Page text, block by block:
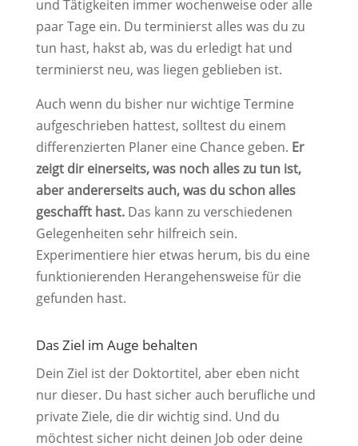
und Tätigkeiten immer wochenweise oder alle
paar Tage ein. Du terminierst alles was du zu
tun hast, hakst ab, was du erledigt hat und
terminierst neu, was liegen geblieben ist.
Auch wenn du bisher nur wichtige Termine
aufgeschrieben hattest, solltest du einem
differenzierten Planer eine Chance geben. Er
zeigt dir einerseits, was noch alles zu tun ist,
aber andererseits auch, was du schon alles
geschafft hast. Das kann zu verschiedenen
Gelegenheiten sehr hilfreich sein.
Experimentiere hier etwas herum, bis du eine
funktionierenden Herangehensweise für die
gefunden hast.
Das Ziel im Auge behalten
Dein Ziel ist der Doktortitel, aber eben nicht
nur dieser. Du hast sicher auch berufliche und
private Ziele, die dir wichtig sind. Und du
möchtest sicher nicht deinen Job oder deine